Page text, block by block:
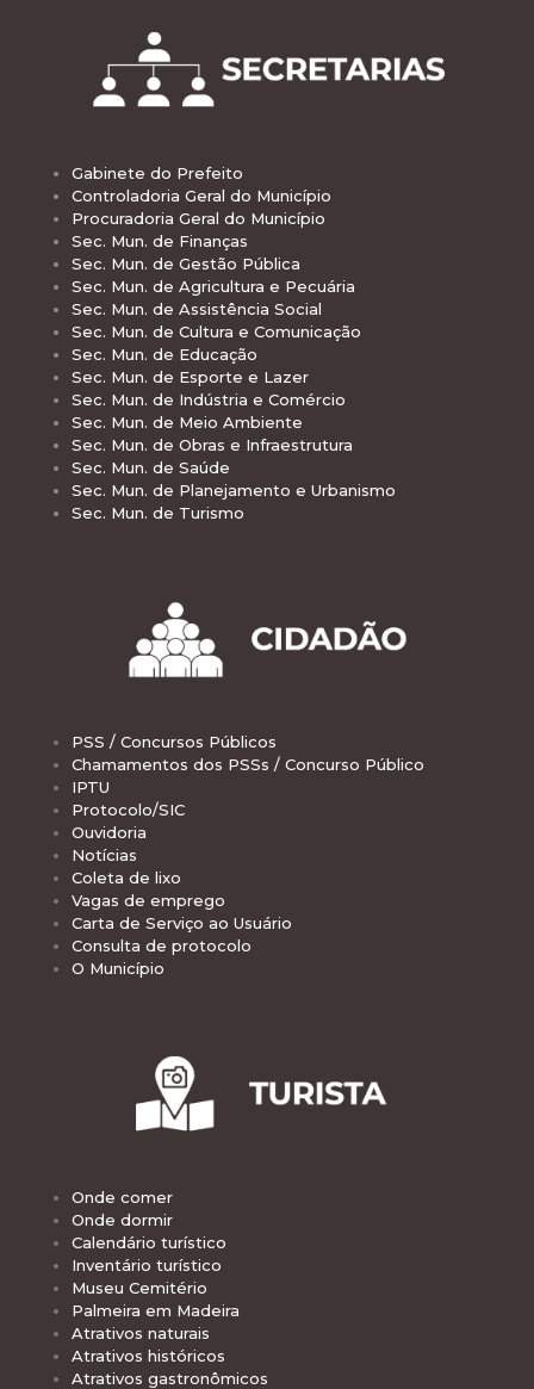
Gabinete do Prefeito
Controladoria Geral do Município
Procuradoria Geral do Município
Sec. Mun. de Finanças
Sec. Mun. de Gestão Pública
Sec. Mun. de Agricultura e Pecuária
Sec. Mun. de Assistência Social
Sec. Mun. de Cultura e Comunicação
Sec. Mun. de Educação
Sec. Mun. de Esporte e Lazer
Sec. Mun. de Indústria e Comércio
Sec. Mun. de Meio Ambiente
Sec. Mun. de Obras e Infraestrutura
Sec. Mun. de Saúde
Sec. Mun. de Planejamento e Urbanismo
Sec. Mun. de Turismo
PSS / Concursos Públicos
Chamamentos dos PSSs / Concurso Público
IPTU
Protocolo/SIC
Ouvidoria
Notícias
Coleta de lixo
Vagas de emprego
Carta de Serviço ao Usuário
Consulta de protocolo
O Município
Onde comer
Onde dormir
Calendário turístico
Inventário turístico
Museu Cemitério
Palmeira em Madeira
Atrativos naturais
Atrativos históricos
Atrativos gastronômicos